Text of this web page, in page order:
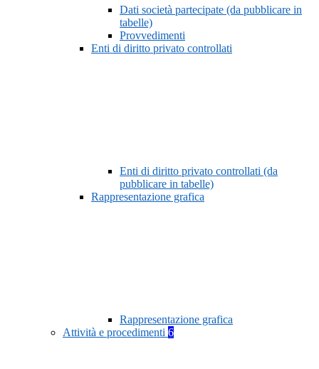
Dati società partecipate (da pubblicare in
tabelle)
Provvedimenti
Enti di diritto privato controllati
Enti di diritto privato controllati (da
pubblicare in tabelle)
Rappresentazione grafica
Rappresentazione grafica
Attività e procedimenti 6